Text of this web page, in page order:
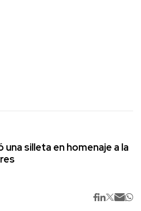
una silleta en homenaje a la